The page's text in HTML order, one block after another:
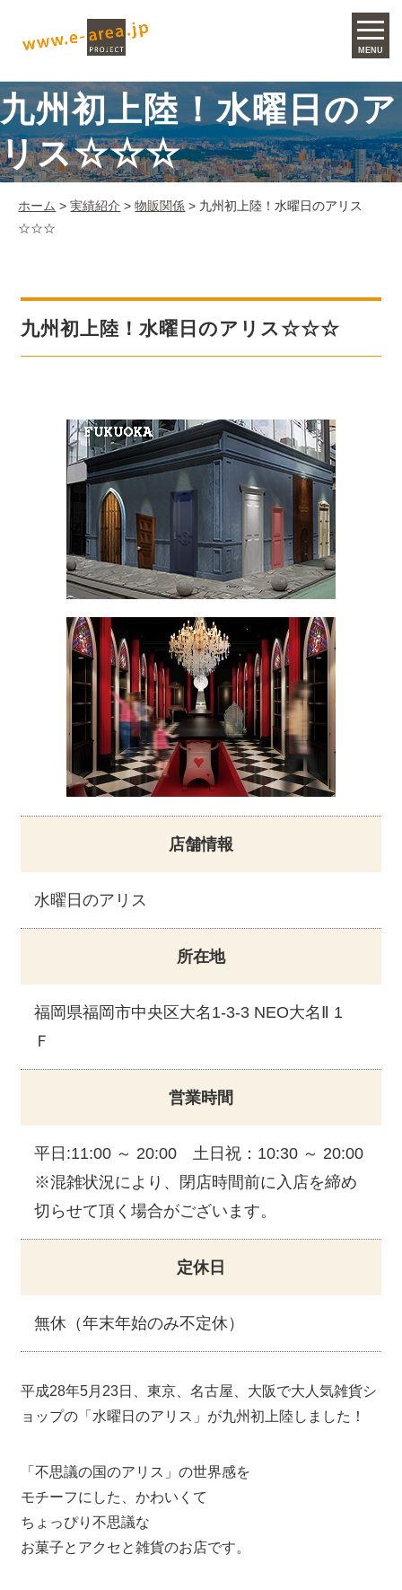
MENU
九州初上陸！水曜日のア
リス☆☆☆
ホーム >実績紹介 >物販関係 > 九州初上陸！水曜日のアリス
☆☆☆
九州初上陸！水曜日のアリス☆☆☆
店舗情報
水曜日のアリス
所在地
福岡県福岡市中央区大名1-3-3 NEO大名Ⅱ 1
Ｆ
営業時間
平日:11:00 ～ 20:00 土日祝：10:30 ～ 20:00
※混雑状況により、閉店時間前に入店を締め
切らせて頂く場合がございます。
定休日
無休（年末年始のみ不定休）
平成28年5月23日、東京、名古屋、大阪で大人気雑貨シ
ョップの「水曜日のアリス」が九州初上陸しました！
「不思議の国のアリス」の世界感を
モチーフにした、かわいくて
ちょっぴり不思議な
お菓子とアクセと雑貨のお店です。